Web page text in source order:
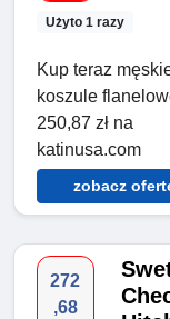
Użyto 1 razy
Kup teraz
koszule
250,87 zł na
katinusa.com
zobacz
272
,68